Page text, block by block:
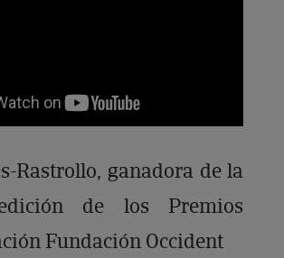
Rastrollo, ganadora de la
de los Premios
Fundación Occident